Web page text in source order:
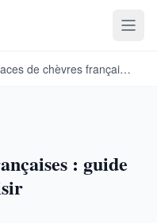
Les races de chèvres françaises : guide complet …
: guide